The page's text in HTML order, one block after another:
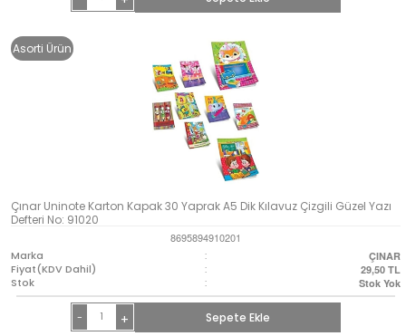
Asorti Ürün
Çınar Uninote Karton Kapak 30 Yaprak A5 Dik Kılavuz Çizgili Güzel Yazı
Defteri No: 91020
8695894910201
Marka
: ÇINAR
Fiyat(KDV Dahil) : 29,50 TL
Stok : Stok Yok
- + Sepete Ekle